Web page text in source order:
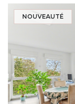
NOUVEAUTÉ